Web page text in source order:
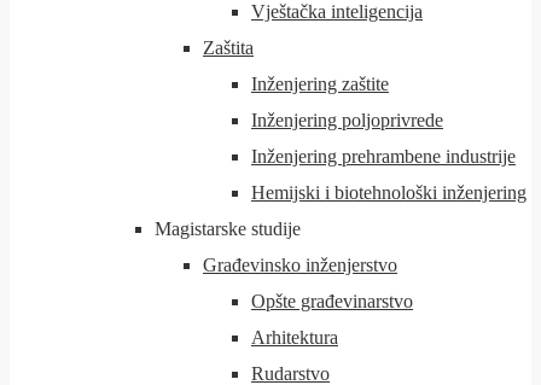
Vještačka inteligencija
Zaštita
Inženjering zaštite
Inženjering poljoprivrede
Inženjering prehrambene industrije
Hemijski i biotehnološki inženjering
Magistarske studije
Građevinsko inženjerstvo
Opšte građevinarstvo
Arhitektura
Rudarstvo